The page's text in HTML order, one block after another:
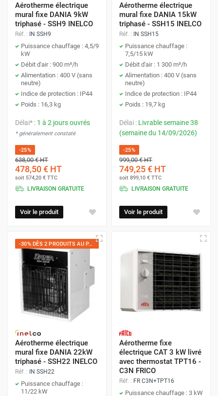
Aérotherme électrique
mural fixe DANIA 9kW
triphasé - SSH9 INELCO
Réf. : IN SSH9
Puissance chauffage : 4,5/9
kW
Débit d'air : 900 m³/h
Alimentation : 400 V (sans
neutre)
Indice de protection : IP44
Poids : 16,3 kg
Délai* : 1 à 2 jours ouvrés
* généralement constaté
-25%
638,00 €HT
478,50 € HT
soit 574,20 € TTC
LIVRAISON GRATUITE
Voir le produit
Aérotherme électrique
mural fixe DANIA 15kW
triphasé - SSH15 INELCO
Réf. : IN SSH15
Puissance chauffage :
7,5/15 kW
Débit d'air : 1 300 m³/h
Alimentation : 400 V (sans
neutre)
Indice de protection : IP44
Poids : 19,7 kg
Délai : Livrable semaine 38
(semaine du 14/09/2026)
-25%
999,00 €HT
749,25 € HT
soit 899,10 € TTC
LIVRAISON GRATUITE
Voir le produit
-30% DÈS 2 PRODUITS AU PANIER
Aérotherme électrique
mural fixe DANIA 22kW
triphasé - SSH22 INELCO
Réf. : IN SSH22
Puissance chauffage :
11/22 kW
Aérotherme fixe
électrique CAT 3 kW livré
avec thermostat TPT16 -
C3N FRICO
Réf. : FR C3N+TPT16
Puissance chauffage : 3 kW